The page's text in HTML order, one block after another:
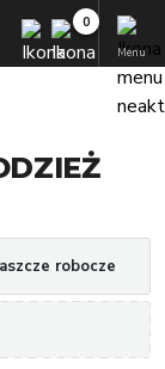
Menu
robocze